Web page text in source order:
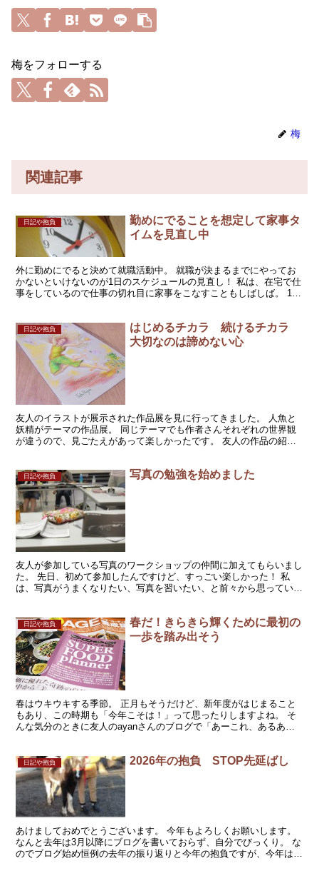
梅をフォローする
梅
関連記事
日記や抱負
勤めにでることを想定して家事タ
イムを見直し中
外に勤めにでると決めて就職活動中。 就職が決まるまでにやってお
かないといけないのが1日のスケジュールの見直し！ 私は、在宅で仕
事をしているので仕事の切れ目に家事をこなすこともしばしば。 1日
日記や抱負
はじめるチカラ 続けるチカラ
大切なのは諦めない心
友人のイラストが展示された作品展を見に行ってきました。 人魚と
妖精がテーマの作品展。 同じテーマでも作者さんそれぞれの世界観
が違うので、見ごたえがあって楽しかったです。 友人の作品の紹介
日記や抱負 写真の勉強を始めました
友人が参加している写真のワークショップの仲間に加えてもらいまし
た。 先日、初めて参加したんですけど、すっごい楽しかった！ 私
は、写真がうまくなりたい、写真を習いたい、と前々から思っていた
日記や抱負
春だ！きらきら輝くために最初の
一歩を踏み出そう
春はウキウキする季節。 正月もそうだけど、新年度がはじまること
もあり、この時期も「今年こそは！」って思ったりしますよね。 そ
んな気分のときに友人のayanさんのブログで「あーこれ、あるあ
日記や抱負 2026年の抱負 STOP先延ばし
あけましておめでとうございます。 今年もよろしくお願いします。
なんと去年は3月以降にブログを書いておらず、自分でびっくり。 な
のでブログ始め恒例の去年の振り返りと今年の抱負ですが、今年は忘